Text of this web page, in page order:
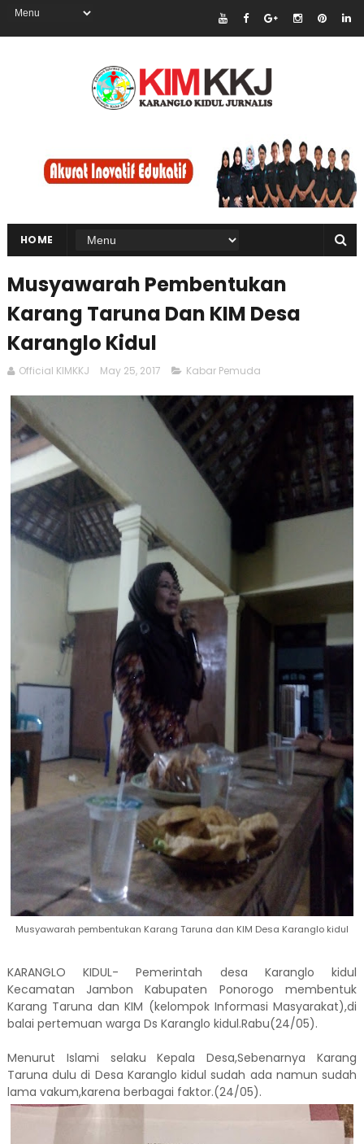
HOME
Musyawarah Pembentukan
Karang Taruna Dan KIM Desa
Karanglo Kidul
Official KIMKKJ May 25, 2017 Kabar Pemuda
Musyawarah pembentukan Karang Taruna dan KIM Desa Karanglo kidul
KARANGLO KIDUL- Pemerintah desa Karanglo kidul
Kecamatan Jambon Kabupaten Ponorogo membentuk
Karang Taruna dan KIM (kelompok Informasi Masyarakat),di
balai pertemuan warga Ds Karanglo kidul.Rabu(24/05).
Menurut Islami selaku Kepala Desa,Sebenarnya Karang
Taruna dulu di Desa Karanglo kidul sudah ada namun sudah
lama vakum,karena berbagai faktor.(24/05).